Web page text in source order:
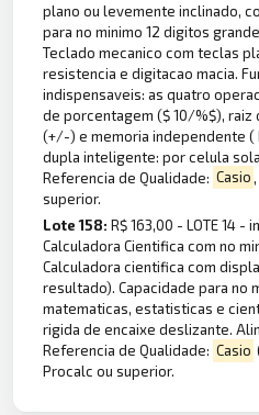
plano ou levemente inclinado,
para no minimo 12 digitos
Teclado mecanico com teclas
resistencia e digitacao macia.
indispensaveis: as quatro
de porcentagem ($ 10/%$), raiz
(+/-) e memoria independente (
dupla inteligente: por celula
Referencia de Qualidade: Casio
superior.
Lote 158:R$ 163,00 - LOTE 14
Calculadora Cientifica com no
Calculadora cientifica com
resultado). Capacidade para no
matematicas, estatisticas e
rigida de encaixe deslizante.
Referencia de Qualidade: Casio
Procalc ou superior.